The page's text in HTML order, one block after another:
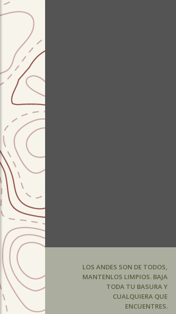
LOS ANDES SON DE TODOS,
MANTENLOS LIMPIOS. BAJA
TODA TU BASURA Y
CUALQUIERA QUE
ENCUENTRES.